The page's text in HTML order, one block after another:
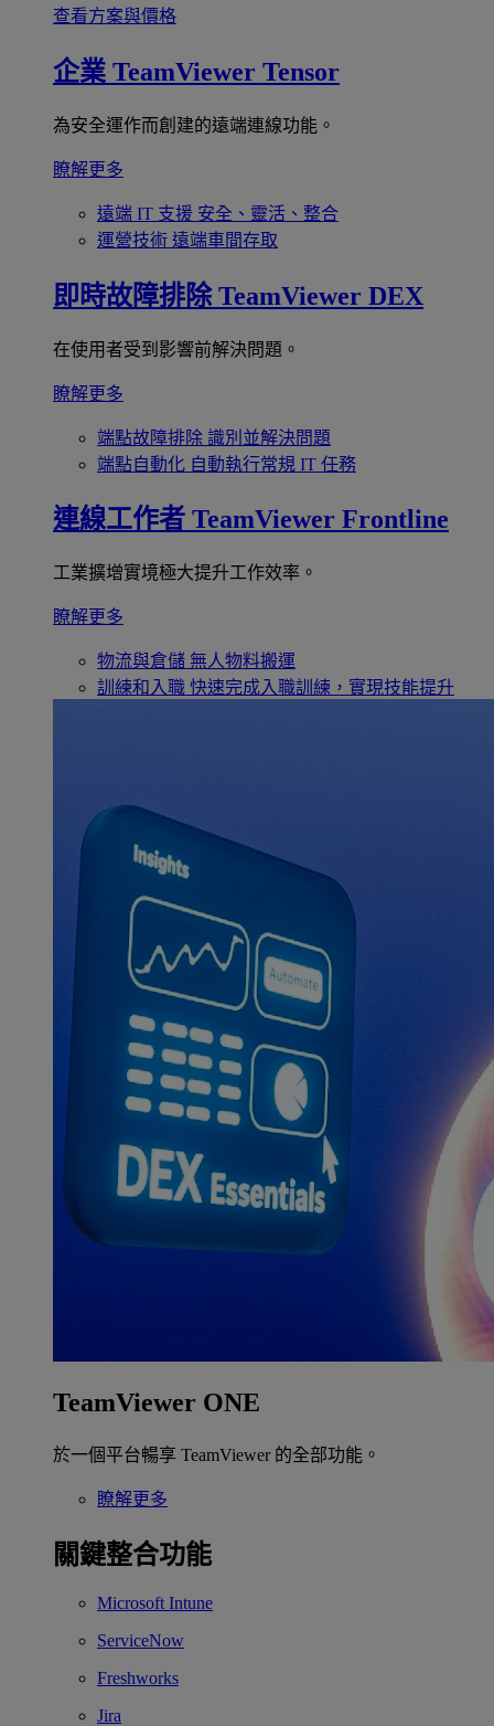
查看方案與價格
企業 TeamViewer Tensor
為安全運作而創建的遠端連線功能。
瞭解更多
遠端 IT 支援 安全、靈活、整合
運營技術 遠端車間存取
即時故障排除 TeamViewer DEX
在使用者受到影響前解決問題。
瞭解更多
端點故障排除 識別並解決問題
端點自動化 自動執行常規 IT 任務
連線工作者 TeamViewer Frontline
工業擴增實境極大提升工作效率。
瞭解更多
物流與倉儲 無人物料搬運
訓練和入職 快速完成入職訓練，實現技能提升
TeamViewer ONE
於一個平台暢享 TeamViewer 的全部功能。
瞭解更多
關鍵整合功能
Microsoft Intune
ServiceNow
Freshworks
Jira